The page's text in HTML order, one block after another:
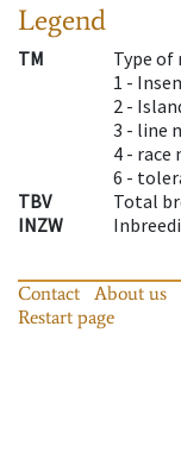
Legend
TM
Type
1 -
2 -
3 - line
4 - race
6 -
TBV
Total
INZW
Contact About us
Restart page